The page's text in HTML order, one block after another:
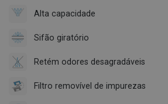
Alta capacidade
Sifão giratório
Retém odores desagradáveis
Filtro removível de impurezas